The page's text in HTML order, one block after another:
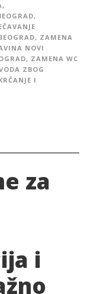
,
,
, ZAMENA
NOVI
, ZAMENA WC
ZBOG
I
za
i